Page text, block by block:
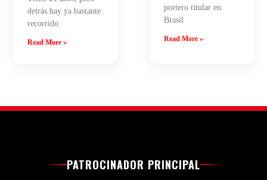
detrás hay ya bastante
recorrido.
Read More »
portero titular en
Brasil
Read More »
PATROCINADOR PRINCIPAL